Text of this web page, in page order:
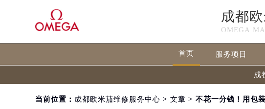
成都
OMEGA
首页 服务项目
成
当前位置： 成都欧米茄维修服务中心 > 文章 > 不花一分钱！用包